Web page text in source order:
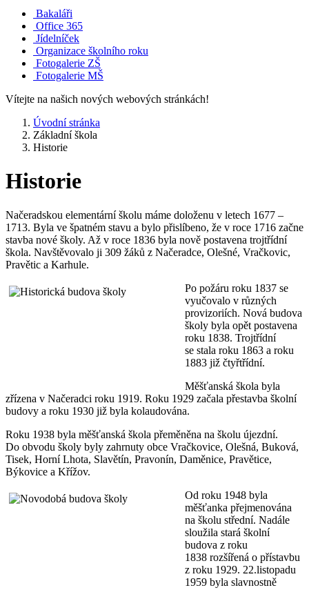
Bakaláři
Office 365
Jídelníček
Organizace školního roku
Fotogalerie ZŠ
Fotogalerie MŠ
Vítejte na našich nových webových stránkách!
Úvodní stránka
Základní škola
Historie
Historie
Načeradskou elementární školu máme doloženu v letech 1677 –
1713. Byla ve špatném stavu a bylo přislíbeno, že v roce 1716 začne
stavba nové školy. Až v roce 1836 byla nově postavena trojtřídní
škola. Navštěvovalo ji 309 žáků z Načeradce, Olešné, Vračkovic,
Pravětic a Karhule.
Po požáru roku 1837 se
vyučovalo v různých
provizoriích. Nová budova
školy byla opět postavena
roku 1838. Trojtřídní
se stala roku 1863 a roku
1883 již čtyřtřídní.
Měšťanská škola byla
zřízena v Načeradci roku 1919. Roku 1929 začala přestavba školní
budovy a roku 1930 již byla kolaudována.
Roku 1938 byla měšťanská škola přeměněna na školu újezdní.
Do obvodu školy byly zahrnuty obce Vračkovice, Olešná, Buková,
Tisek, Horní Lhota, Slavětín, Pravonín, Daměnice, Pravětice,
Býkovice a Křížov.
Od roku 1948 byla
měšťanka přejmenována
na školu střední. Nadále
sloužila stará školní
budova z roku
1838 rozšířená o přístavbu
z roku 1929. 22.listopadu
1959 byla slavnostně